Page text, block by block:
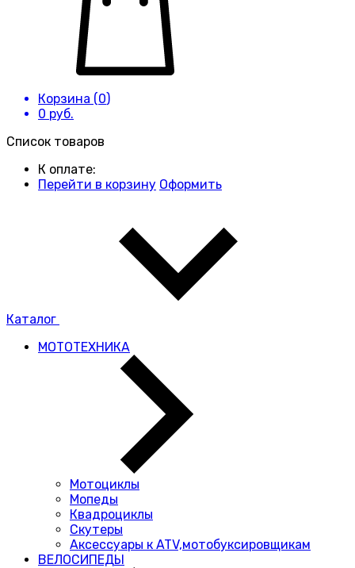
Корзина (0)
0 руб.
Список товаров
К оплате:
Перейти в корзину Оформить
Каталог
МОТОТЕХНИКА
Мотоциклы
Мопеды
Квадроциклы
Скутеры
Аксессуары к ATV,мотобуксировщикам
ВЕЛОСИПЕДЫ